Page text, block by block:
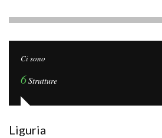
Ci sono
6Strutture
Liguria